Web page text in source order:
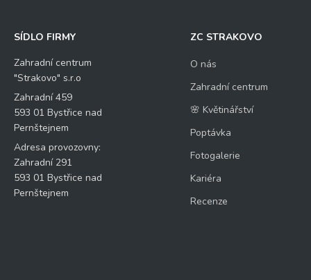
SÍDLO FIRMY
Zahradní centrum
"Strakovo" s.r.o
Zahradní 459
593 01 Bystřice nad
Pernštejnem
Adresa provozovny:
Zahradní 291
593 01 Bystřice nad
Pernštejnem
ZC STRAKOVO
O nás
Zahradní centrum
🌸 Květinářství
Poptávka
Fotogalerie
Kariéra
Recenze